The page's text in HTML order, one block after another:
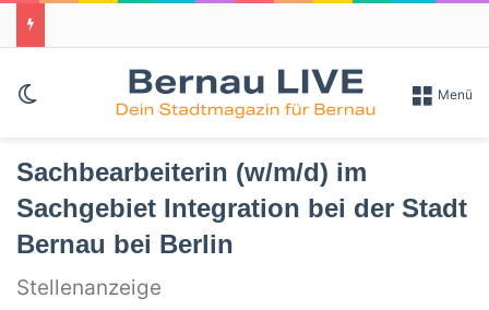
Skin umschalten Menü
Sachbearbeiterin (w/m/d) im
Sachgebiet Integration bei der Stadt
Bernau bei Berlin
Stellenanzeige